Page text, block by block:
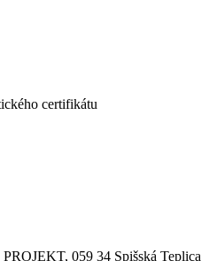
certifikátu
059 34 Spišská Teplica